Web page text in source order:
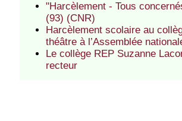
"Harcèlement - Tous
(93) (CNR)
Harcèlement scolaire au
théâtre à l’Assemblée
Le collège REP Suzanne
recteur